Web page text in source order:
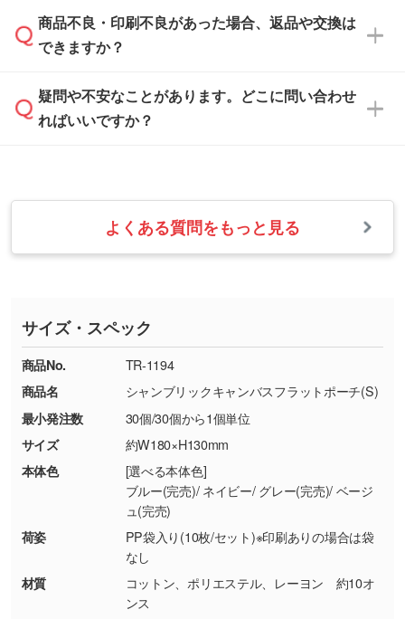
しい
解像度の低い画像や、手書きのイラスト、写真
などを、印刷に適したベクターデータに変換し
・フルカラーデータを1色に変換してほしい
・1色印刷でグラデーションや濃淡を表現した
い
す。→詳しく見る
・コーポレートカラーを使って印刷したい／印
刷色にこだわりがある
DIC・PANTONEなどのカラーチップの指定や、
現物支給による色指定も承っております。→
しく見る
・背景がある画像からキャラクター部分だけを
使いたいです
シンプルな背景のデータや、使いたいキャラク
ター部分の輪郭がはっきりしているデータは切
り抜き処理が可能です。→
本体色がブラック、ネイビーなど濃色の場合は
白色か淡い色の印刷色をおすすめしておりま
本体色がナチュラルなど淡色の場合、印刷をく
っきりと目立たせたいときは濃い印刷色が、柔
らかい雰囲気にしたいときは淡い印刷色が映え
また、お選びいただいた印刷色が本体色に合わ
ない場合や仕上がりに影響しそうな場合は、ス
タッフから別の色をご案内することもございま
営業日は平日の10:00～18:00で、土日祝日はお
休みとなります。注文・見積・お問い合わせ
速やかに対応いたします。
商品不良・印刷不良があった場合、返品や交換は
できますか？
お手数をお掛けいたしますが、至急担当スタッ
フまでご連絡ください。商品の状況を確認し、
・お届け時に商品が損傷・故障している場合
・ご注文と異なる商品が届いた場合
・印刷不良があった場合
※詳しくは「商品の良品基準について
ください。
【返品・交換ができない場合】
・お客様の元で商品を加工された場合、または
商品が破損した場合
・商品到着後7日以上経過している場合
・お客様のご都合による返品・交換依頼(商
品・色・数量などの注文間違い等)
疑問や不安なことがあります。どこに問い合わせ
ればいいですか？
業日以内に担当スタッフよりメールにてご連絡
いたします。
お急ぎの場合はお電話でのご質問も受け付けて
TEL：0422-29-9911 営業時間10:00～
18:00(土日祝日除く)
よくある質問をもっと見る
サイズ・スペック
商品No.
TR-1194
商品名
シャンブリックキャンバスフラットポーチ(S)
最小発注数
30個/30個から1個単位
サイズ
約W180×H130mm
本体色
[選べる本体色]
ブルー(完売)/ ネイビー/ グレー(完売)/ ベージ
ュ(完売)
荷姿
PP袋入り(10枚/セット)※印刷ありの場合は袋
なし
材質
コットン、ポリエステル、レーヨン 約10オ
ンス